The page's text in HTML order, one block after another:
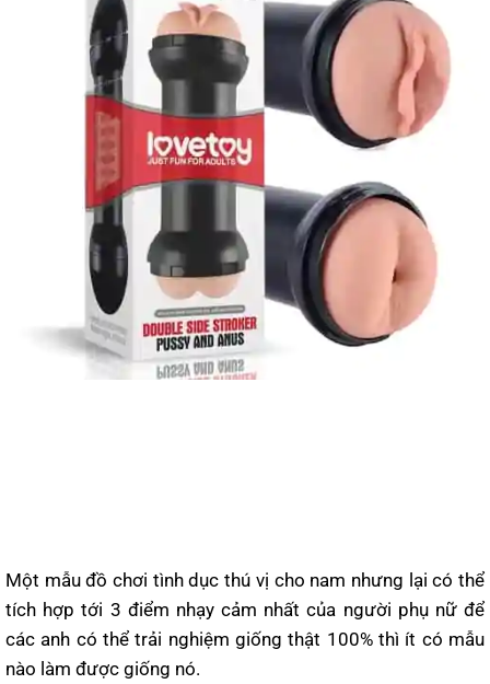
Một mẫu đồ chơi tình dục thú vị cho nam nhưng lại có thể
tích hợp tới 3 điểm nhạy cảm nhất của người phụ nữ để
các anh có thể trải nghiệm giống thật 100% thì ít có mẫu
nào làm được giống nó.